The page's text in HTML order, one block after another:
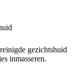
gezichtshuid
inmasseren.